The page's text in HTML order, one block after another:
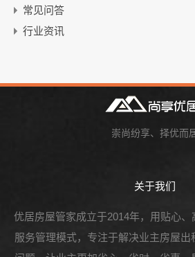
常见问答
行业资讯
崇尚纷享、择优而
关于我们
优居房屋管家成立于2014年，用贴心
服务管理模式，专注于解决业主房屋